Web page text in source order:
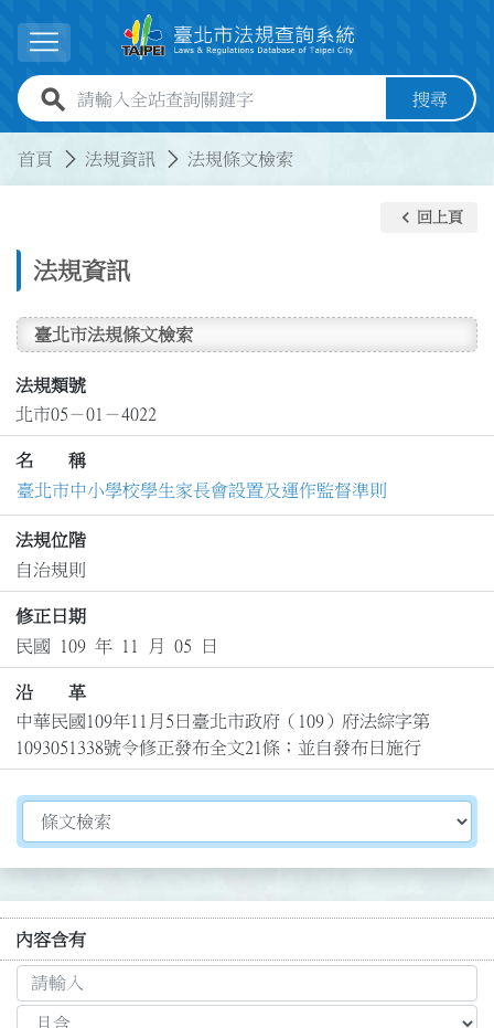
展開選單
全站查詢關鍵字欄位 搜尋
首頁 法規資訊 法規條文檢索
法規資訊
keyboard_arrow_left 回上頁
臺北市法規條文檢索
法規類號
北市05－01－4022
名 稱
臺北市中小學校學生家長會設置及運作監督準則
法規位階
自治規則
修正日期
民國 109 年 11 月 05 日
沿 革
中華民國109年11月5日臺北市政府（109）府法綜字第
1093051338號令修正發布全文21條；並自發布日施行
切換選擇法規資訊內容
內容含有